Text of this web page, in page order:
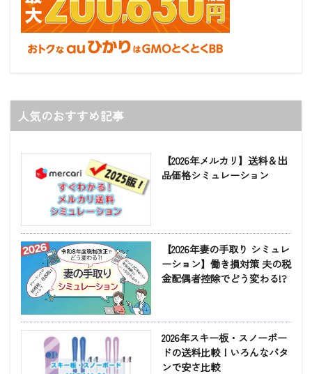
人気のおすすめ記事
【2026年メルカリ】送料＆出
品価格シミュレーション
【2026年妻の手取り シミュレ
ーション】働き損対策 夫の税
金配偶者控除でどう変わる!?
2026年スキー板・スノーボー
ドの送料比較！いろんなパタ
ンで安さ比較